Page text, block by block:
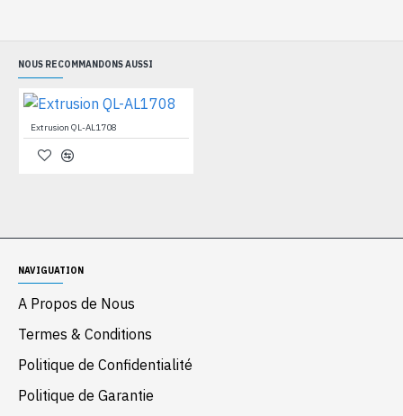
NOUS RECOMMANDONS AUSSI
Extrusion QL-AL1708
NAVIGUATION
A Propos de Nous
Termes & Conditions
Politique de Confidentialité
Politique de Garantie